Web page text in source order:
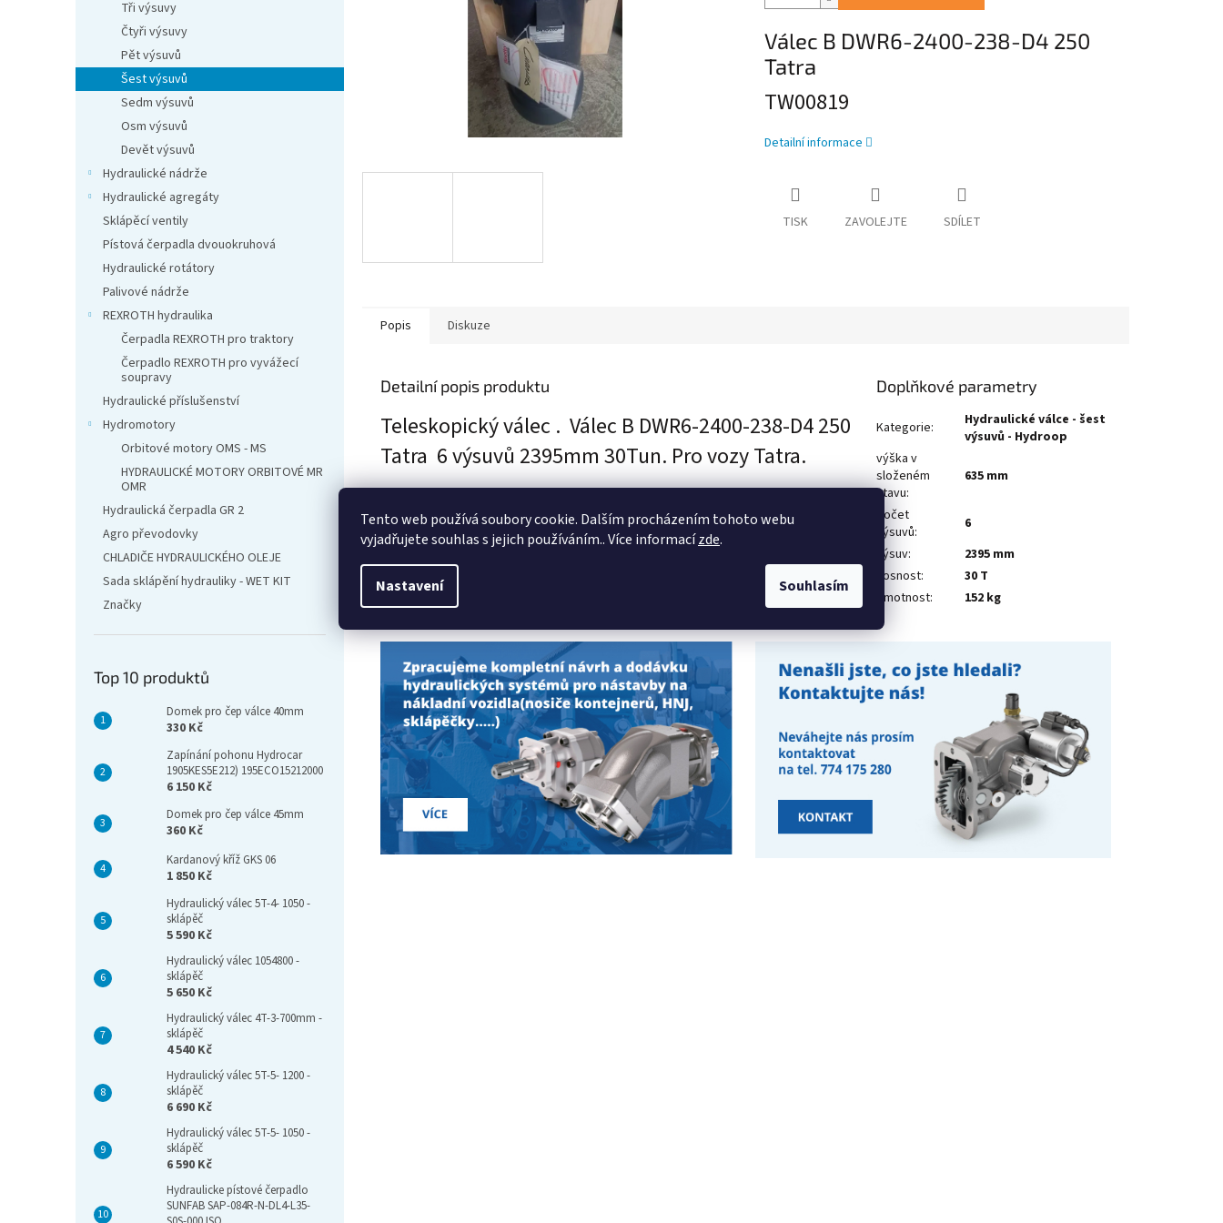
Tento web používá soubory cookie. Dalším procházením tohoto webu
vyjadřujete souhlas s jejich používáním.. Více informacízde.
Nastavení Souhlasím
Tři výsuvy
Čtyři výsuvy
Pět výsuvů
Šest výsuvů
Sedm výsuvů
Osm výsuvů
Devět výsuvů
Hydraulické nádrže
Hydraulické agregáty
Sklápěcí ventily
Pístová čerpadla dvouokruhová
Hydraulické rotátory
Palivové nádrže
REXROTH hydraulika
Čerpadla REXROTH pro traktory
Čerpadlo REXROTH pro vyvážecí
soupravy
Hydraulické příslušenství
Hydromotory
Orbitové motory OMS - MS
HYDRAULICKÉ MOTORY ORBITOVÉ MR
OMR
Hydraulická čerpadla GR 2
Agro převodovky
CHLADIČE HYDRAULICKÉHO OLEJE
Sada sklápění hydrauliky - WET KIT
Značky
Top 10 produktů
Domek pro čep válce 40mm
330 Kč
Zapínání pohonu Hydrocar
1905KES5E212) 195ECO15212000
6 150 Kč
Domek pro čep válce 45mm
360 Kč
Kardanový kříž GKS 06
1 850 Kč
Hydraulický válec 5T-4- 1050 -
sklápěč
5 590 Kč
Hydraulický válec 1054800 -
sklápěč
5 650 Kč
Hydraulický válec 4T-3-700mm -
sklápěč
4 540 Kč
Hydraulický válec 5T-5- 1200 -
sklápěč
6 690 Kč
Hydraulický válec 5T-5- 1050 -
sklápěč
6 590 Kč
Hydraulicke pístové čerpadlo
SUNFAB SAP-084R-N-DL4-L35-
Válec B DWR6-2400-238-D4 250
Tatra
TW00819
Detailní informace
TISK ZAVOLEJTE SDÍLET
Popis Diskuze
Detailní popis produktu
Teleskopický válec . Válec B DWR6-2400-238-D4 250
Tatra 6 výsuvů 2395mm 30Tun. Pro vozy Tatra.
TW00819
Doplňkové parametry
Kategorie:
Hydraulické válce - šest
výsuvů - Hydroop
výška v
složeném
stavu:
635 mm
počet
výsuvů:
6
výsuv:
2395 mm
nosnost:
30 T
Hmotnost: 152 kg